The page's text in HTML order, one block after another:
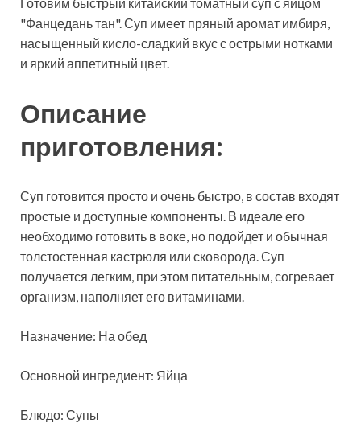
"Фанцедань тан". Суп имеет пряный аромат имбиря,
насыщенный кисло-сладкий вкус с острыми нотками
и яркий аппетитный цвет.
Описание
приготовления:
Суп готовится просто и очень быстро, в состав входят
простые и доступные компоненты. В идеале его
необходимо готовить в воке, но подойдет и обычная
толстостенная кастрюля или сковорода. Суп
получается легким, при этом питательным, согревает
организм, наполняет его витаминами.
Назначение: На обед
Основной ингредиент: Яйца
Блюдо: Супы